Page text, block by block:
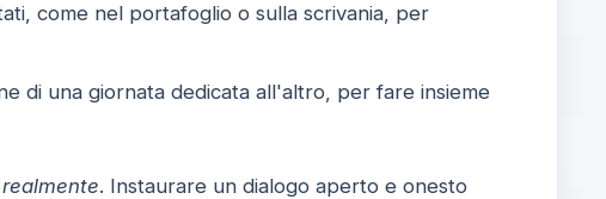
come nel portafoglio o sulla scrivania, per
di una giornata dedicata all'altro, per fare insieme
. Instaurare un dialogo aperto e onesto